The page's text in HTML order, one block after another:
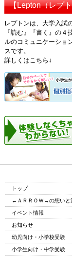
【Lepton（レプ
レプトンは、大学入試
『読む』『書く』の
ルのコミュニケーショ
スです。
詳しくはこちら↓
トップ
←ＡＲＲＯＷ→の想いと
イベント情報
お知らせ
幼児向け・小学校受験
小学生向け・中学受験